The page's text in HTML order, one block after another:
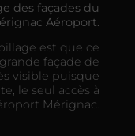
des façades du
Aéroport.
est que ce
façade de
visible puisque
le seul accès à
Mérignac.